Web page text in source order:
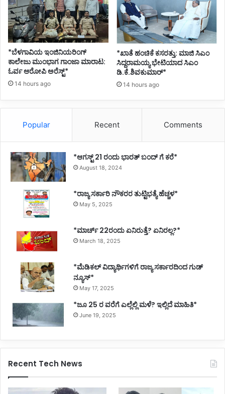
*ಬೆಳಗಾವಿಯ ಇಂಜಿನಿಯರಿಂಗ್‌
ಕಾಲೇಜು ಮುಂಭಾಗ ಗಾಂಜಾ ಮಾರಾಟ:
ಓರ್ವ ಆರೋಪಿ ಅರೆಸ್ಟ್*
14 hours ago
*ಖಾತೆ ಹಂಚಿಕೆ ಕಸರತ್ತು: ಮಾಜಿ ಸಿಎಂ
ಸಿದ್ದರಾಮಯ್ಯ ಭೇಟಿಯಾದ ಸಿಎಂ
ಡಿ.ಕೆ.ಶಿವಕುಮಾರ್*
14 hours ago
Popular Recent Comments
*ಆಗಸ್ಟ್ 21 ರಂದು ಭಾರತ್‌ ಬಂದ್‌ ಗೆ ಕರೆ*
August 18, 2024
*ರಾಜ್ಯ ಸರ್ಕಾರಿ ನೌಕರರ ತುಟ್ಟಿಭತ್ಯೆ ಹೆಚ್ಚಳ*
May 5, 2025
*ಮಾರ್ಚ್ 22ರಂದು ಏನಿರುತ್ತೆ? ಏನಿರಲ್ಲ?*
March 18, 2025
*ಮೆಡಿಕಲ್ ವಿದ್ಯಾರ್ಥಿಗಳಿಗೆ ರಾಜ್ಯ ಸರ್ಕಾರದಿಂದ ಗುಡ್
ನ್ಯೂಸ್*
May 17, 2025
*ಜೂ 25 ರ ವರೆಗೆ ಎಲ್ಲೆಲ್ಲಿ ಮಳೆ? ಇಲ್ಲಿದೆ ಮಾಹಿತಿ*
June 19, 2025
Recent Tech News